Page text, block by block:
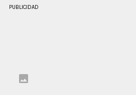
PUBLICIDAD